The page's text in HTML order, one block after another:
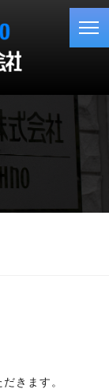
きます。